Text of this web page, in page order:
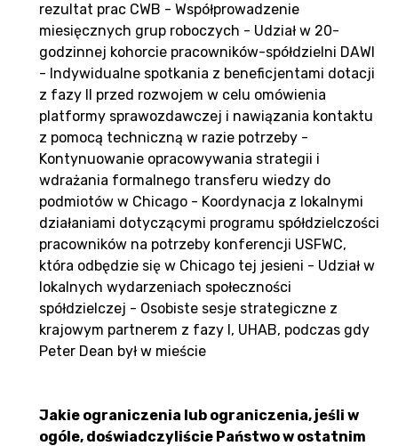
rezultat prac CWB - Współprowadzenie
miesięcznych grup roboczych - Udział w 20-
godzinnej kohorcie pracowników-spółdzielni DAWI
- Indywidualne spotkania z beneficjentami dotacji
z fazy II przed rozwojem w celu omówienia
platformy sprawozdawczej i nawiązania kontaktu
z pomocą techniczną w razie potrzeby -
Kontynuowanie opracowywania strategii i
wdrażania formalnego transferu wiedzy do
podmiotów w Chicago - Koordynacja z lokalnymi
działaniami dotyczącymi programu spółdzielczości
pracowników na potrzeby konferencji USFWC,
która odbędzie się w Chicago tej jesieni - Udział w
lokalnych wydarzeniach społeczności
spółdzielczej - Osobiste sesje strategiczne z
krajowym partnerem z fazy I, UHAB, podczas gdy
Peter Dean był w mieście
Jakie ograniczenia lub ograniczenia, jeśli w
ogóle, doświadczyliście Państwo w ostatnim